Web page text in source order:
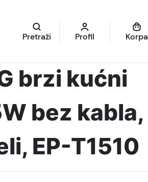
Pretraži Profil Korpa
brzi kućni
bez kabla,
EP-T1510